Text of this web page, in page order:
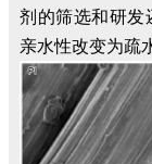
剂的筛选和研发
亲水性改变为疏